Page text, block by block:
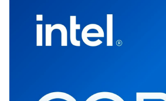
изображенията